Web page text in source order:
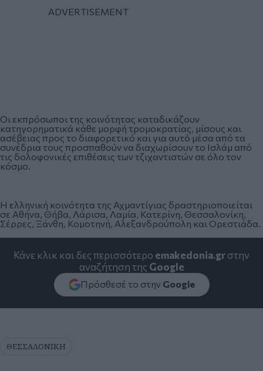
Οι εκπρόσωποι της κοινότητας καταδικάζουν
κατηγορηματικά κάθε μορφή τρομοκρατίας, μίσους και
ασέβειας προς το διαφορετικό και για αυτό μέσα από τα
συνέδρια τους προσπαθούν να διαχωρίσουν το Ισλάμ από
τις δολοφονικές επιθέσεις των τζιχαντιστών σε όλο τον
κόσμο.
Η ελληνική κοινότητα της Αχμαντίγιας δραστηριοποιείται
σε Αθήνα, Θήβα, Λάρισα, Λαμία, Κατερίνη, Θεσσαλονίκη,
Σέρρες, Ξάνθη, Κομοτηνή, Αλεξανδρούπολη και Ορεστιάδα.
Κάνε κλικ και δες περισσότερο emakedonia.grστην
αναζήτηση της Google
Πρόσθεσέ το στην Google
ΘΕΣΣΑΛΟΝΙΚΗ